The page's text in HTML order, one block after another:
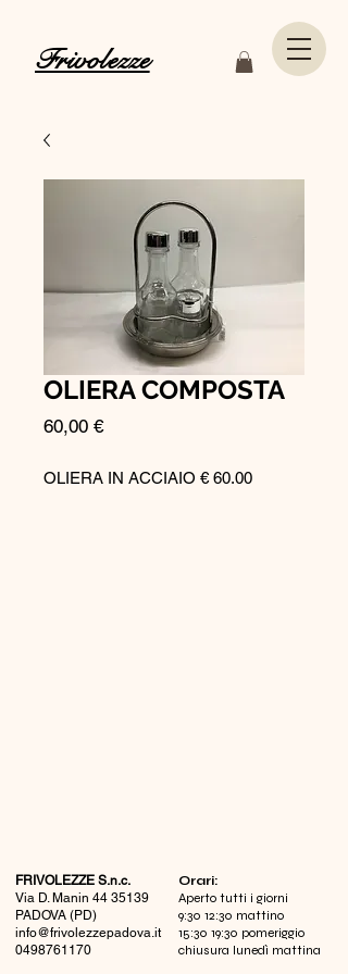
Frivolezze
OLIERA COMPOSTA
60,00 €Prezzo
OLIERA IN ACCIAIO € 60.00
FRIVOLEZZE S.n.c.
Via D. Manin 44 35139
PADOVA (PD)
info@frivolezzepadova.it
0498761170
​Orari:
Aperto tutti i giorni
9:30 12:30 mattino
15:30 19:30 pomeriggio
chiusura lunedì mattina